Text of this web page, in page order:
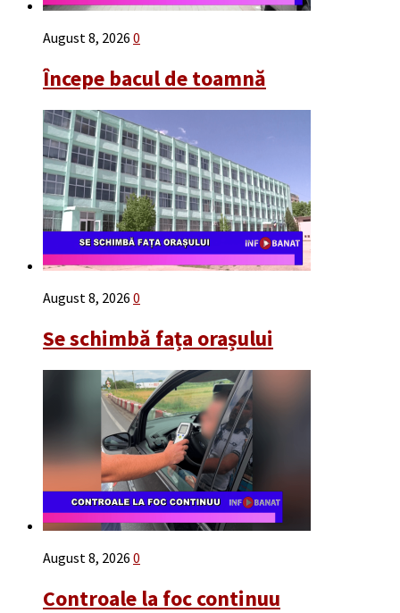
August 8, 2026 0
Începe bacul de toamnă
August 8, 2026 0
Se schimbă fața orașului
August 8, 2026 0
Controale la foc continuu